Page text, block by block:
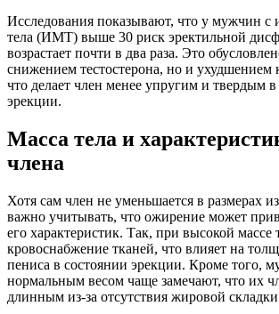
Исследования показывают, что у мужчин с
тела (ИМТ) выше 30 риск эректильной
возрастает почти в два раза. Это
снижением тестостерона, но и ухудшением
что делает член менее упругим и твердым в
эрекции.
Масса тела и
члена
Хотя сам член не уменьшается в размерах
важно учитывать, что ожирение может
его характеристик. Так, при высокой массе
кровоснабжение тканей, что влияет на
пениса в состоянии эрекции. Кроме того,
нормальным весом чаще замечают, что их
длинным из-за отсутствия жировой